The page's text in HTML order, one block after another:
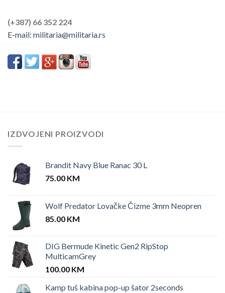
(+387) 66 352 224
E-mail: militaria@militaria.rs
IZDVOJENI PROIZVODI
Brandit Navy Blue Ranac 30 L
75.00 KM
Wolf Predator Lovačke Čizme 3mm Neopren
85.00 KM
DIG Bermude Kinetic Gen2 RipStop
MulticamGrey
100.00 KM
Kamp tuš kabina pop-up šator 2seconds